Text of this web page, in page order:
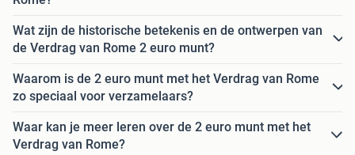
Wat zijn de historische betekenis en de ontwerpen van
de Verdrag van Rome 2 euro munt?
Waarom is de 2 euro munt met het Verdrag van Rome
zo speciaal voor verzamelaars?
Waar kan je meer leren over de 2 euro munt met het
Verdrag van Rome?